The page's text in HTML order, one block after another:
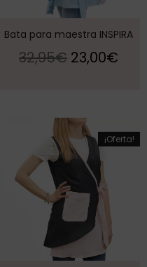
Bata para maestra INSPIRA
32,95€ 23,00€
¡Oferta!